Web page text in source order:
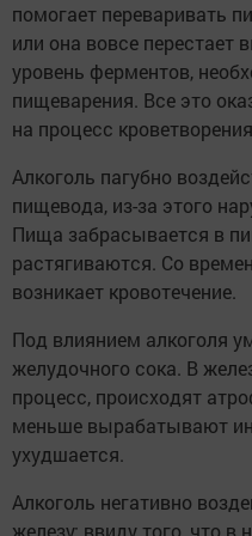
помогает переваривать
или она вовсе перестает
уровень ферментов,
пищеварения. Все это
на процесс
Алкоголь пагубно
пищевода, из-за этого
Пища забрасывается в
растягиваются. Со
возникает кровотечение.
Под влиянием алкоголя
желудочного сока. В
процесс, происходят
меньше вырабатывают
ухудшается.
Алкоголь негативно
железу: ввиду того, что в